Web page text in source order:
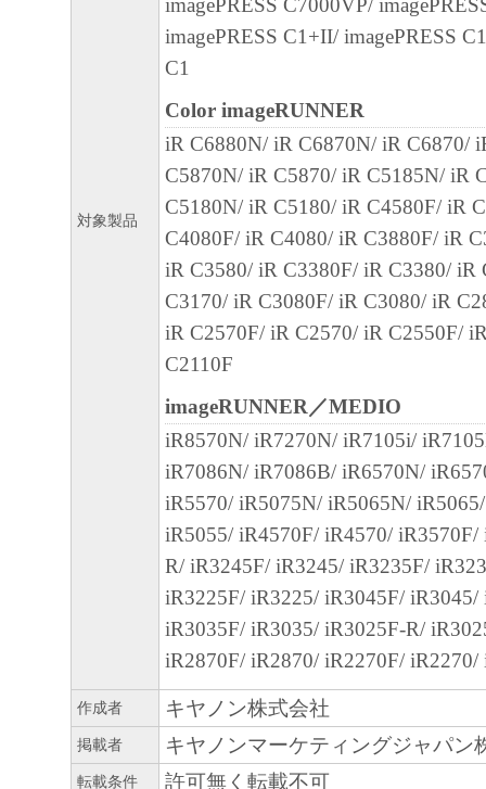
てを廃棄および消去することにより、本契
ることができます。
契約書は直ちに終了します。
(4) お客様は、上記(3)によって本契約書が
やかに、「本ソフトウェア」およびその複
廃棄または消去するものとします。
８．U.S. GOVERNMENT RESTRICTED
The Software is a "commercial item," as that
C.F.R. 2.101 (Oct 1995), consisting of
software" and "commercial computer software
such terms are used in 48 C.F.R. 12.212 (Sept
with 48 C.F.R. 12.212 and 48 C.F.R.
227.7202-4 (June 1995), all U.S. Government
acquire the Software with only those rights set
Manufacturer is Canon Inc./30-2,
ku, Tokyo 146-8501, Japan.
本条項中で使用される"the Software"とは、
義される「本ソフトウェア」を意味し、指
９．分離可能性
本契約書のいずれかの条項またはその一部
効であると決定された場合でも、その他の
効に存続するものとします。
以上
対象製品
imagePRESS C7000VP/
imagePRESS C1+II/ imagePRESS
C1
Color imageRUNNER
iR C6880N/ iR C6870N/ iR C6870/
C5870N/ iR C5870/ iR C5185N/ iR
C5180N/ iR C5180/ iR C4580F/ iR
C4080F/ iR C4080/ iR C3880F/ iR
iR C3580/ iR C3380F/ iR C3380/ iR
C3170/ iR C3080F/ iR C3080/ iR
iR C2570F/ iR C2570/ iR C2550F/
C2110F
imageRUNNER／MEDIO
iR8570N/ iR7270N/ iR7105i/
iR7086N/ iR7086B/ iR6570N/
iR5570/ iR5075N/ iR5065N/
iR5055/ iR4570F/ iR4570/ iR3570F/
R/ iR3245F/ iR3245/ iR3235F/
iR3225F/ iR3225/ iR3045F/ iR3045/
iR3035F/ iR3035/ iR3025F-R/
iR2870F/ iR2870/ iR2270F/
作成者 キヤノン株式会社
掲載者 キヤノンマーケティングジャパン
転載条件 許可無く転載不可